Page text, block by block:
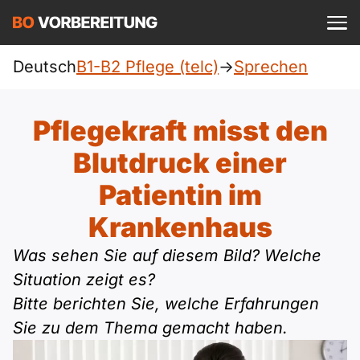
Pflege (telc)
Allgemein
telc
Goethe
ÖIF
Deutsch
Englisch
Türkisch
Ukrainisch
Russisch
A1 Allgemein
A1 telc
A1 Goethe
A1 ÖIF
A2 Allgemein
A2 DTZ
A2 telc
A2 Goethe
B1 Allgemein
B1 DTZ
B2
B2 Allgemein
Blog
Einloggen ist kostenlos?
DeutschB1-B2 Pflege (telc)->Sprechen
Pflegekraft misst den
Blutdruck einer
Patientin im
Krankenhaus
Was sehen Sie auf diesem Bild? Welche
Situation zeigt es?
Bitte berichten Sie, welche Erfahrungen
Sie zu dem Thema gemacht haben.